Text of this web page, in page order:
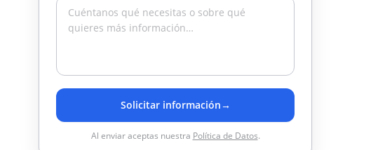
Solicitar información→
Al enviar aceptas nuestra Política de Datos.